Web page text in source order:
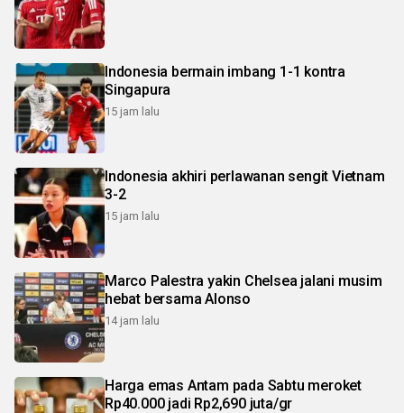
Indonesia bermain imbang 1-1 kontra
Singapura
15 jam lalu
Indonesia akhiri perlawanan sengit Vietnam
3-2
15 jam lalu
Marco Palestra yakin Chelsea jalani musim
hebat bersama Alonso
14 jam lalu
Harga emas Antam pada Sabtu meroket
Rp40.000 jadi Rp2,690 juta/gr